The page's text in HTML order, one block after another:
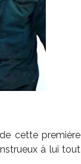
cette première
à lui tout